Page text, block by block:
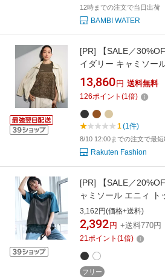
12時までの注文で当日出荷
BAMBI WATER
[PR]
【SALE／
イダリー キャミソー
ス キャミソール ブラ
【送料無料】
13,860 円 送料無料
126ポイント (1倍)
1(1件)
8/10 12:00までの注文で最
Rakuten Fashion
[PR]
【SALE／
ャミソール エニィ ト
ック ホワイト
3,162円(価格+送料)
2,392 円 +送料770円
21ポイント (1倍)
フリー